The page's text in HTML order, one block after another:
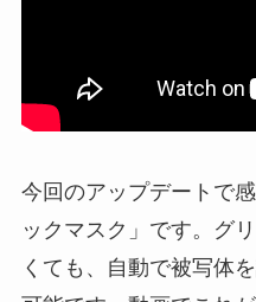
今回のアップデートで
ックマスク」です。グ
くても、自動で被写体